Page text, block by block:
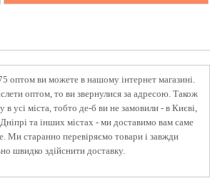
оптом ви можете в нашому інтернет магазині.
оптом, то ви звернулися за адресою. Також
усі міста, тобто де-б ви не замовили - в Києві,
та інших містах - ми доставимо вам саме
Ми старанно перевіряємо товари і завжди
швидко здійснити доставку.